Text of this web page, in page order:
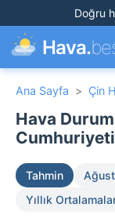
Doğru
Hava.
Ana Sayfa > Çin
Hava
Tahmin
Yıllık